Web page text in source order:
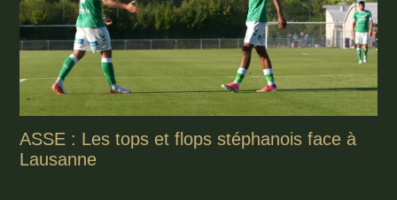
ASSE : Les tops et flops stéphanois face à
Lausanne